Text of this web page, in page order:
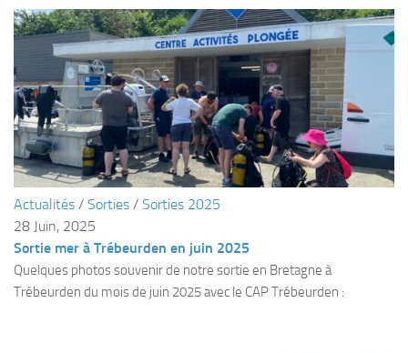
NAP / NEV
Agenda
Les Palmes du Lac
Résultats Compétitions
MATERIEL
Section Matériel
Actualités / Sorties / Sorties 2025
28 Juin, 2025
Sortie mer à Trébeurden en juin 2025
Quelques photos souvenir de notre sortie en Bretagne à
Trébeurden du mois de juin 2025 avec le CAP Trébeurden :